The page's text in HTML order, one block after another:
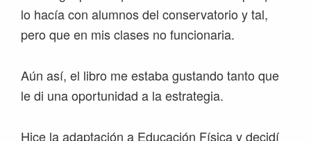
lo hacía con alumnos del conservatorio y tal,
pero que en mis clases no funcionaria.
Aún así, el libro me estaba gustando tanto que
le di una oportunidad a la estrategia.
Hice la adaptación a Educación Física y decidí